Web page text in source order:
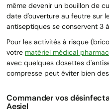
même devenir un bouillon de
date d'ouverture au feutre sur
antiseptiques se conservent 3
Pour les activités à risque
votre matériel médical
avec quelques dosettes
compresse peut éviter bien
Commander vos
Aesiel